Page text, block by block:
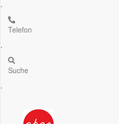
.
Telefon
.
Suche
.